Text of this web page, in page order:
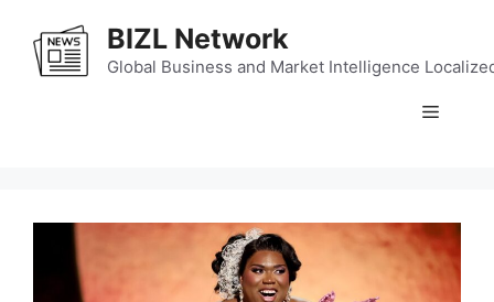
content
BIZL Network
Global Business and Market Intelligence
Menu